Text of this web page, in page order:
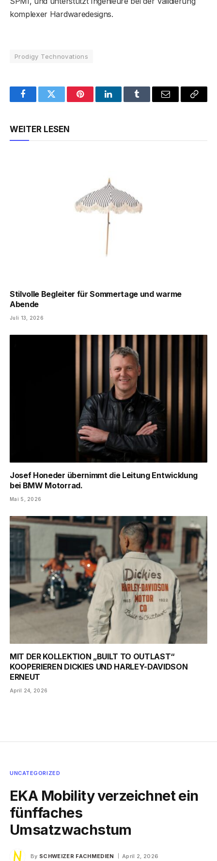
komplexer Hardwaredesigns.
Prodigy Technovations
FacebookTwitter PinterestLinkedInTumblr Email
Copy
WEITER LESEN
Stilvolle Begleiter für Sommertage und warme
Abende
Juli 13, 2026
Josef Honeder übernimmt die Leitung Entwicklung
bei BMW Motorrad.
Mai 5, 2026
MIT DER KOLLEKTION „BUILT TO OUTLAST“
KOOPERIEREN DICKIES UND HARLEY-DAVIDSON
ERNEUT
April 24, 2026
UNCATEGORIZED
EKA Mobility verzeichnet ein
fünffaches
Umsatzwachstum
By SCHWEIZER FACHMEDIEN
April 2, 2026